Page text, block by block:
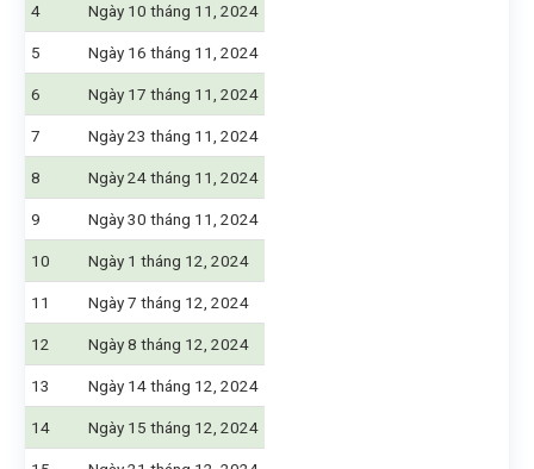
4 Ngày 10 tháng 11, 2024
5 Ngày 16 tháng 11, 2024
6 Ngày 17 tháng 11, 2024
7 Ngày 23 tháng 11, 2024
8 Ngày 24 tháng 11, 2024
9 Ngày 30 tháng 11, 2024
10 Ngày 1 tháng 12, 2024
11 Ngày 7 tháng 12, 2024
12 Ngày 8 tháng 12, 2024
13 Ngày 14 tháng 12, 2024
14 Ngày 15 tháng 12, 2024